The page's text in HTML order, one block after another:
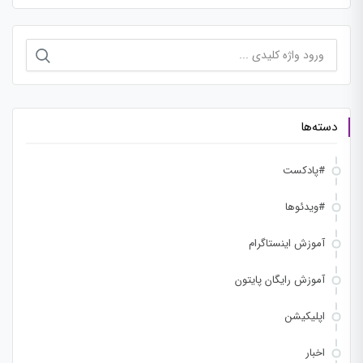
برای:
دسته‌ها
#پادکست
#ویدئوها
آموزش اینستاگرام
آموزش رایگان پایتون
اپلیکیشن
اخبار